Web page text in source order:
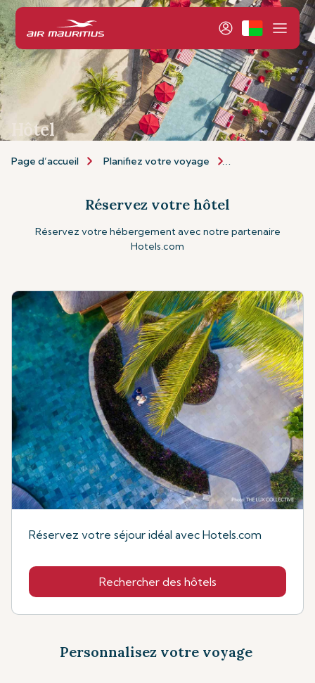
Hôtel
Page d’accueil Planifiez votre voyage
Réservez votre hôtel
Réservez votre hébergement avec notre partenaire
Hotels.com
Réservez votre séjour idéal avec Hotels.com
Rechercher des hôtels
Personnalisez votre voyage